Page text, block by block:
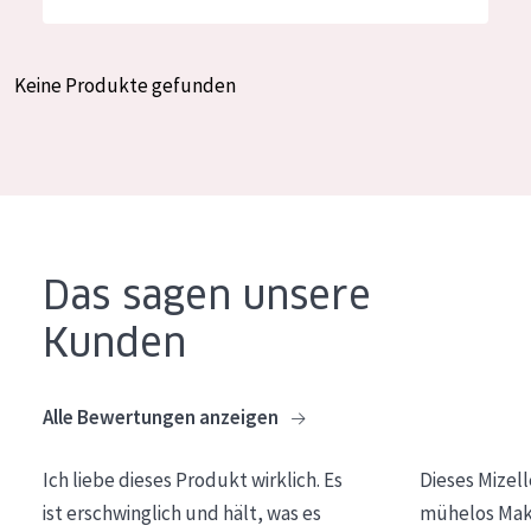
Serum
Reinigung
PRODUKTLINIE
Lift+
Keine Produkte gefunden
Das sagen unsere
Kunden
Alle Bewertungen anzeigen
Ich liebe dieses Produkt wirklich. Es
ist erschwinglich und hält, was es
Dieses
mühelos